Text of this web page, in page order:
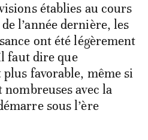
établies au cours
l’année dernière, les
ont été légèrement
faut dire que
favorable, même si
avec la
sous l’ère